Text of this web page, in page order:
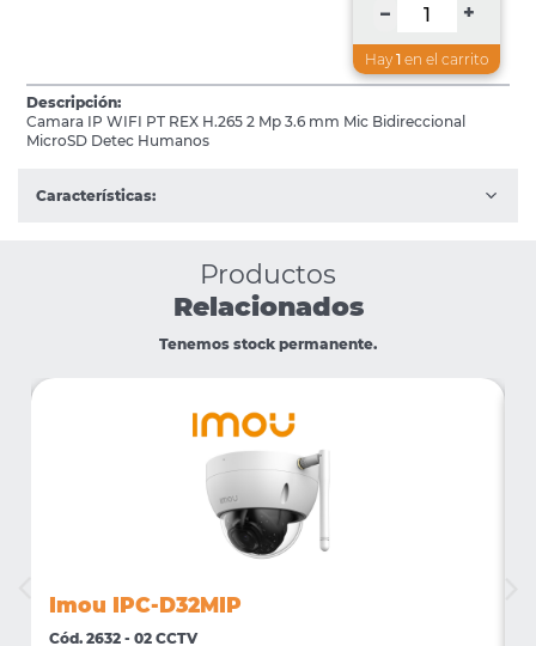
– +
Hay 1 en el carrito
Descripción:
Camara IP WIFI PT REX H.265 2 Mp 3.6 mm Mic Bidireccional
MicroSD Detec Humanos
Características:
Productos
Relacionados
Tenemos stock permanente.
Imou IPC-D32MIP
Cód. 2632 - 02 CCTV